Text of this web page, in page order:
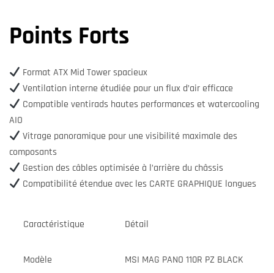
Points Forts
Format ATX Mid Tower spacieux
Ventilation interne étudiée pour un flux d’air efficace
Compatible ventirads hautes performances et watercooling
AIO
Vitrage panoramique pour une visibilité maximale des
composants
Gestion des câbles optimisée à l’arrière du châssis
Compatibilité étendue avec les CARTE GRAPHIQUE longues
Caractéristique Détail
Modèle MSI MAG PANO 110R PZ BLACK